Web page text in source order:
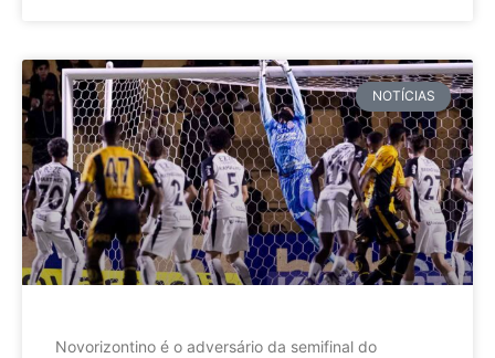
NOTÍCIAS
Novorizontino é o adversário da semifinal do